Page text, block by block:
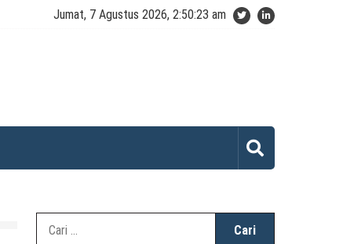
Jumat, 7 Agustus 2026, 2:50:23 am